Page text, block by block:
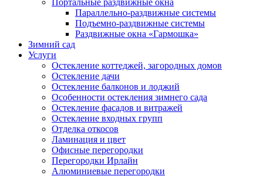
Портальные раздвижные окна
Параллельно-раздвижные системы
Подъемно-раздвижные системы
Раздвижные окна «Гармошка»
Зимний сад
Услуги
Остекление коттеджей, загородных домов
Остекление дачи
Остекление балконов и лоджий
Особенности остекления зимнего сада
Остекление фасадов и витражей
Остекление входных групп
Отделка откосов
Ламинация и цвет
Офисные перегородки
Перегородки Ирлайн
Алюминиевые перегородки